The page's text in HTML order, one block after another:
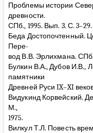
Проблемы истории
древности.
СПб., 1995. Вып. 3. С. 3–29.
Беда Достопочтенный.
Пере-
вод В.В. Эрлихмана.
Булкин В.А., Дубов И.В.,
памятники
Древней Руси IX–XI
Видукинд Корвейский.
М.,
1975.
Вилкул Т.Л. Повесть